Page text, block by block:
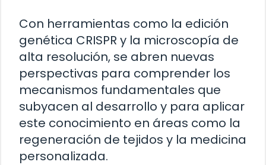
Con herramientas como la edición
genética CRISPR y la microscopía de
alta resolución, se abren nuevas
perspectivas para comprender los
mecanismos fundamentales que
subyacen al desarrollo y para aplicar
este conocimiento en áreas como la
regeneración de tejidos y la medicina
personalizada.